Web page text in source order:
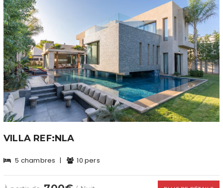
VILLA REF:NLA
5 chambres | 10 pers